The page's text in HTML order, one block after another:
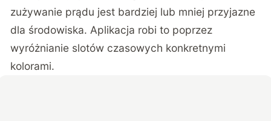
zużywanie prądu jest bardziej lub mniej przyjazne
dla środowiska. Aplikacja robi to poprzez
wyróżnianie slotów czasowych konkretnymi
kolorami.